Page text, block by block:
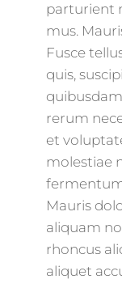
parturient
mus.
Fusce
quis,
rerum
et
molestiae
Mauris
aliquam
rhoncus
aliquet